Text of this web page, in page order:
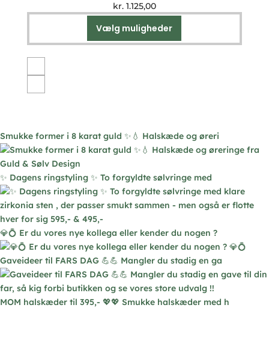
kr.1.125,00
Vælg muligheder
vare
på
varesiden
Smukke former i 8 karat guld ✨💧 Halskæde og øreri
✨ Dagens ringstyling ✨ To forgyldte sølvringe med
💎💍 Er du vores nye kollega eller kender du nogen ?
Gaveideer til FARS DAG 💪💪 Mangler du stadig en ga
MOM halskæder til 395,- 💖💖 Smukke halskæder med h